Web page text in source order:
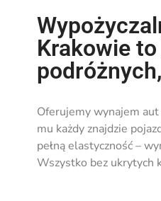
Krakowie
Ofe­rujemy wynajem
mu każdy znajdzie
pełną elastyczność –
Wszystko bez ukrytych